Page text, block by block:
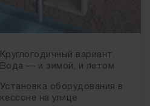
Круглогодичный вариант.
Вода — и зимой, и летом
Установка оборудования в
кессоне на улице